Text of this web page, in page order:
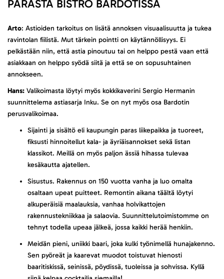
PARASTA BISTRO BARDOTISSA
Arto: Astioiden tarkoitus on lisätä annoksen visuaalisuutta ja tukea
ravintolan fiilistä. Mut tärkein pointti on käytännöllisyys. Ei
pelkästään niin, että astia pinoutuu tai on helppo pestä vaan että
asiakkaan on helppo syödä siitä ja että se on sopusuhtainen
annokseen.
Hans: Valikoimasta löytyi myös kokkikaverini Sergio Hermanin
suunnittelema astiasarja Inku. Se on nyt myös osa Bardotin
perusvalikoimaa.
Sijainti ja sisältö eli kaupungin paras liikepaikka ja tuoreet,
fiksusti hinnoitellut kala- ja äyriäisannokset sekä listan
klassikot. Meillä on myös paljon ässiä hihassa tulevaa
kesäkautta ajatellen.
Sisustus. Rakennus on 150 vuotta vanha ja luo omalta
osaltaan upeat puitteet. Remontin aikana täältä löytyi
alkuperäisiä maalauksia, vanhaa holvikattojen
rakennustekniikkaa ja salaovia. Suunnittelutoimistomme on
tehnyt todella upeaa jälkeä, jossa kaikki herää henkiin.
Meidän pieni, uniikki baari, joka kulki työnimellä hunajakenno.
Sen pyöreät ja kaarevat muodot toistuvat hienosti
baaritiskissä, seinissä, pöydissä, tuoleissa ja sohvissa. Kyllä